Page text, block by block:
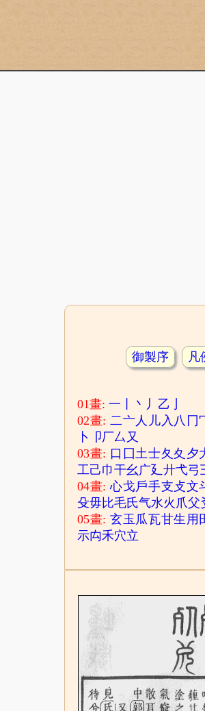
御製序 凡
01畫:一 丶 丿 乙
02畫:二亠人 儿入 八 冂
卜
卩厂厶 又
03畫: 口 囗土士夂 夊 夕
工己巾干幺 广廴廾弋弓
04畫:心戈戶手支 攴文
殳毋比毛氏气水火 爪父
05畫:玄玉 瓜瓦甘生 用
示禸禾穴立